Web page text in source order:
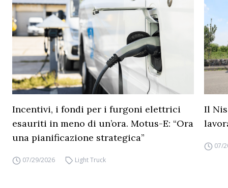
Incentivi, i fondi per i furgoni elettrici
esauriti in meno di un’ora. Motus-E: “Ora
una pianificazione strategica”
07/29/2026 Light Truck
Il
07/